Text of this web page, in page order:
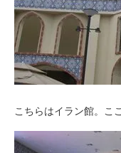
こちらはイラン館。こ